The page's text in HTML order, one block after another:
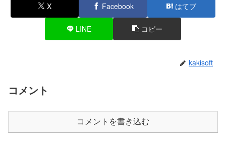
X Facebook はてブ
LINE コピー
kakisoft
コメント
コメントを書き込む